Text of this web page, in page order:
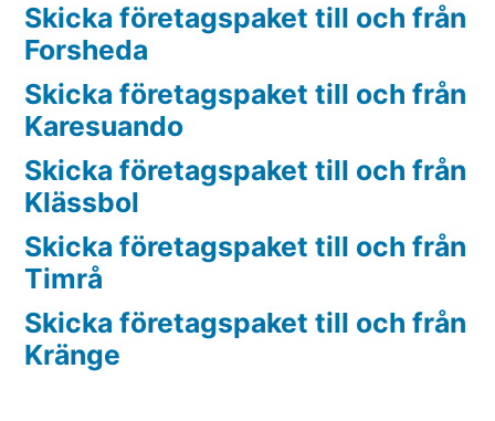
Skicka företagspaket till och från
Forsheda
Skicka företagspaket till och från
Karesuando
Skicka företagspaket till och från
Klässbol
Skicka företagspaket till och från
Timrå
Skicka företagspaket till och från
Kränge